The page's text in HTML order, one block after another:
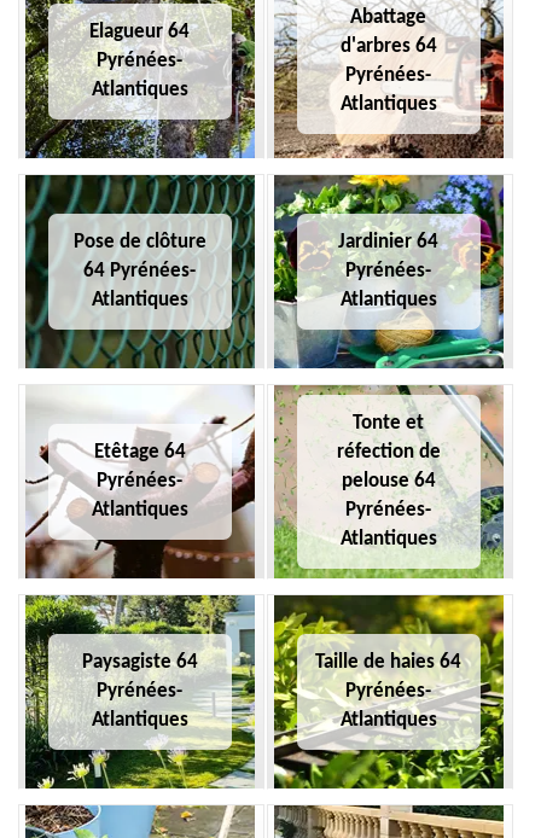
Elagueur 64
Pyrénées-
Atlantiques
Abattage
d'arbres 64
Pyrénées-
Atlantiques
Pose de clôture
64 Pyrénées-
Atlantiques
Jardinier 64
Pyrénées-
Atlantiques
Etêtage 64
Pyrénées-
Atlantiques
Tonte et
réfection de
pelouse 64
Pyrénées-
Atlantiques
Paysagiste 64
Pyrénées-
Atlantiques
Taille de haies 64
Pyrénées-
Atlantiques